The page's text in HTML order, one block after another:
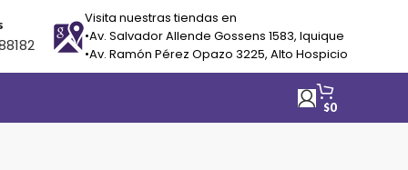
Visita nuestras tiendas en
•Av. Salvador Allende Gossens 1583, Iquique
•Av. Ramón Pérez Opazo 3225, Alto Hospicio
$0